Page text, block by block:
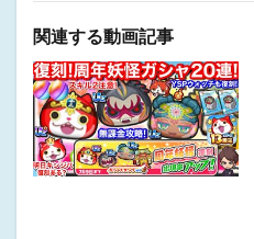
関連する動画記事